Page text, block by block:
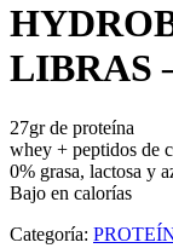
LIBRAS
27gr de proteína
whey + peptidos de
0% grasa, lactosa y
Bajo en calorías
Categoría: